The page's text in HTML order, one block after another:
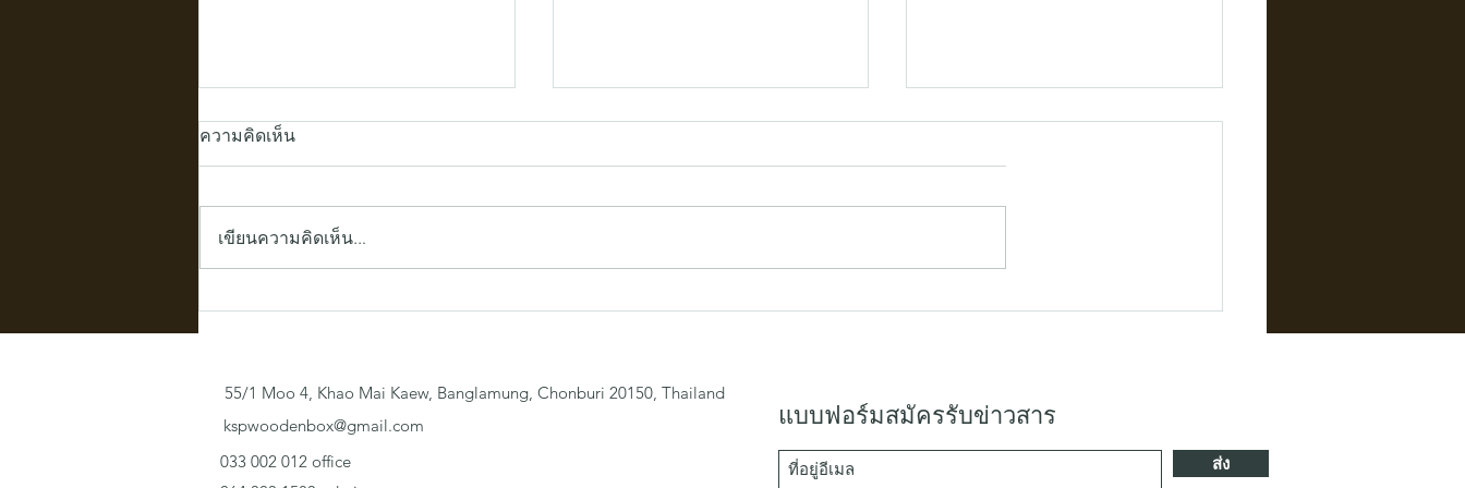
เสน่ห์ของกล่องไม้สั่งทำ: ไอเดีย
เพิ่มเสน่ห์ให้มุมโปรดด้วย
เปิดมิติใหม่ให้แบรนด์เมล่อน
ความคิดเห็น
เขียนความคิดเห็น…
55/1 Moo 4, Khao Mai Kaew, Banglamung, Chonburi 20150, Thailand
kspwoodenbox@gmail.com
033 002 012 office
แบบฟอร์มสมัครรับข่าวสาร
ส่ง